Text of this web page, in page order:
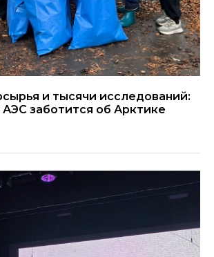
и тысячи исследований:
АЭС заботится об Арктике